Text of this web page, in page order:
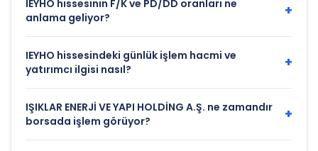
IEYHO hissesinin F/K ve PD/DD oranları ne
anlama geliyor?
+
IEYHO hissesindeki günlük işlem hacmi ve
yatırımcı ilgisi nasıl?
+
IŞIKLAR ENERJİ VE YAPI HOLDİNG A.Ş. ne zamandır
borsada işlem görüyor?
+